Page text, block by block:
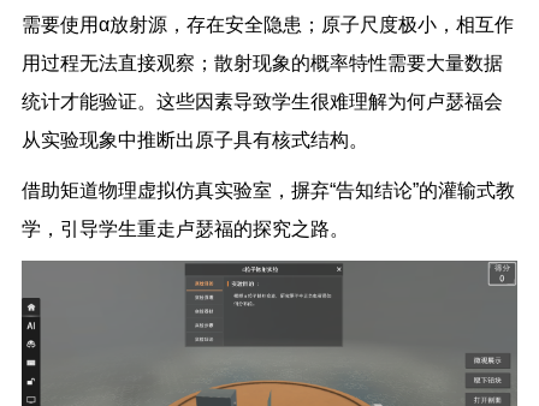
需要使用α放射源，存在安全隐患；原子尺度极小，相互作
用过程无法直接观察；散射现象的概率特性需要大量数据
统计才能验证。这些因素导致学生很难理解为何卢瑟福会
从实验现象中推断出原子具有核式结构。
借助矩道物理虚拟仿真实验室，摒弃“告知结论”的灌输式教
学，引导学生重走卢瑟福的探究之路。